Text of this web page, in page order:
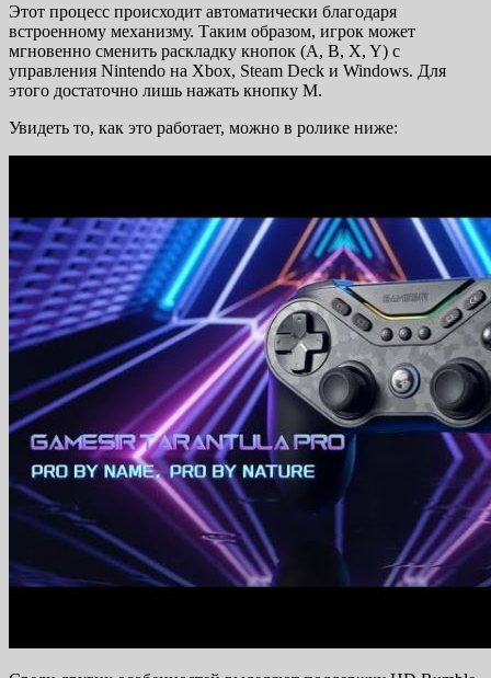
Этот процесс происходит автоматически благодаря
встроенному механизму. Таким образом, игрок может
мгновенно сменить раскладку кнопок (A, B, X, Y) с
управления Nintendo на Xbox, Steam Deck и Windows. Для
этого достаточно лишь нажать кнопку M.
Увидеть то, как это работает, можно в ролике ниже: